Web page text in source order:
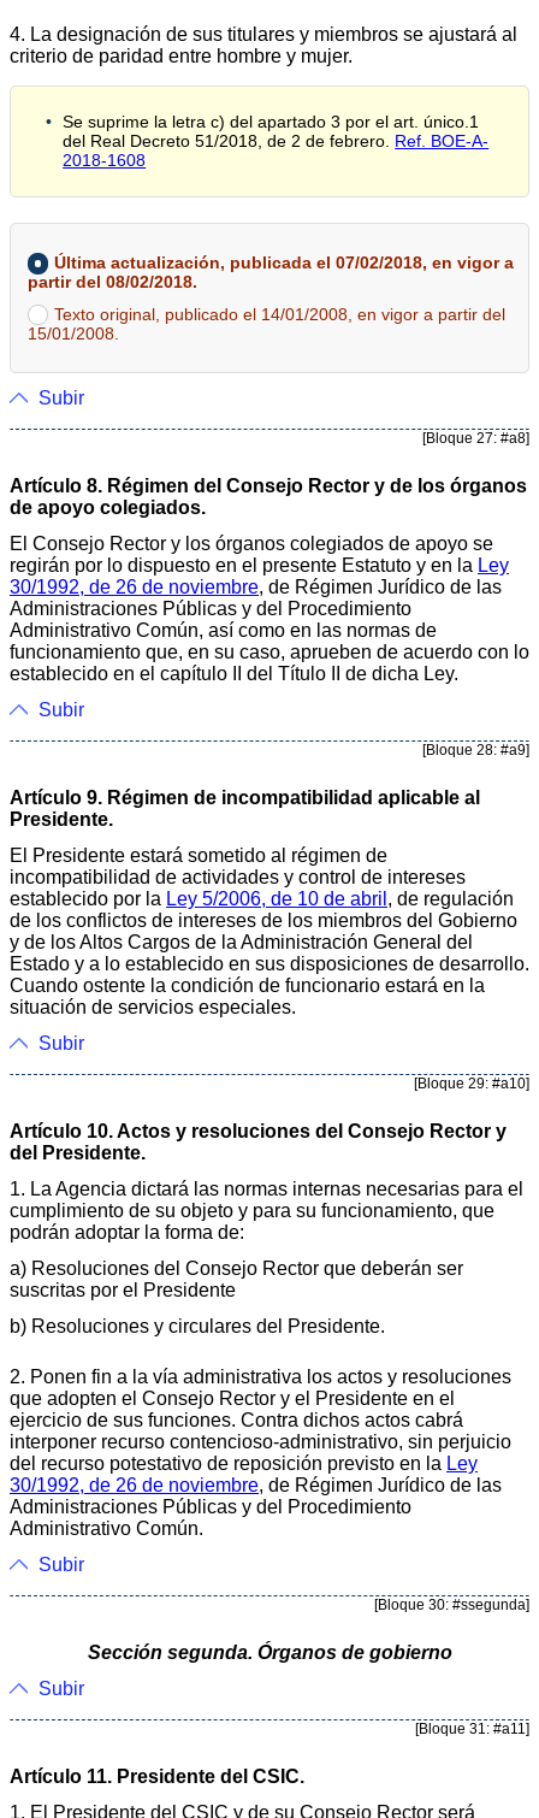
4. La designación de sus titulares y miembros se ajustará al
criterio de paridad entre hombre y mujer.
Se suprime la letra c) del apartado 3 por el art. único.1
del Real Decreto 51/2018, de 2 de febrero. Ref. BOE-A-
2018-1608
Última actualización, publicada el 07/02/2018, en vigor a
partir del 08/02/2018.
Texto original, publicado el 14/01/2008, en vigor a partir del
15/01/2008.
Subir
[Bloque 27: #a8]
Artículo 8. Régimen del Consejo Rector y de los órganos
de apoyo colegiados.
El Consejo Rector y los órganos colegiados de apoyo se
regirán por lo dispuesto en el presente Estatuto y en la Ley
30/1992, de 26 de noviembre, de Régimen Jurídico de las
Administraciones Públicas y del Procedimiento
Administrativo Común, así como en las normas de
funcionamiento que, en su caso, aprueben de acuerdo con lo
establecido en el capítulo II del Título II de dicha Ley.
Subir
[Bloque 28: #a9]
Artículo 9. Régimen de incompatibilidad aplicable al
Presidente.
El Presidente estará sometido al régimen de
incompatibilidad de actividades y control de intereses
establecido por la Ley 5/2006, de 10 de abril , de regulación
de los conflictos de intereses de los miembros del Gobierno
y de los Altos Cargos de la Administración General del
Estado y a lo establecido en sus disposiciones de desarrollo.
Cuando ostente la condición de funcionario estará en la
situación de servicios especiales.
Subir
[Bloque 29: #a10]
Artículo 10. Actos y resoluciones del Consejo Rector y
del Presidente.
1. La Agencia dictará las normas internas necesarias para el
cumplimiento de su objeto y para su funcionamiento, que
podrán adoptar la forma de:
a) Resoluciones del Consejo Rector que deberán ser
suscritas por el Presidente
b) Resoluciones y circulares del Presidente.
2. Ponen fin a la vía administrativa los actos y resoluciones
que adopten el Consejo Rector y el Presidente en el
ejercicio de sus funciones. Contra dichos actos cabrá
interponer recurso contencioso-administrativo, sin perjuicio
del recurso potestativo de reposición previsto en la Ley
30/1992, de 26 de noviembre, de Régimen Jurídico de las
Administraciones Públicas y del Procedimiento
Administrativo Común.
Subir
[Bloque 30: #ssegunda]
Sección segunda. Órganos de gobierno
Subir
[Bloque 31: #a11]
Artículo 11. Presidente del CSIC.
1. El Presidente del CSIC y de su Consejo Rector será